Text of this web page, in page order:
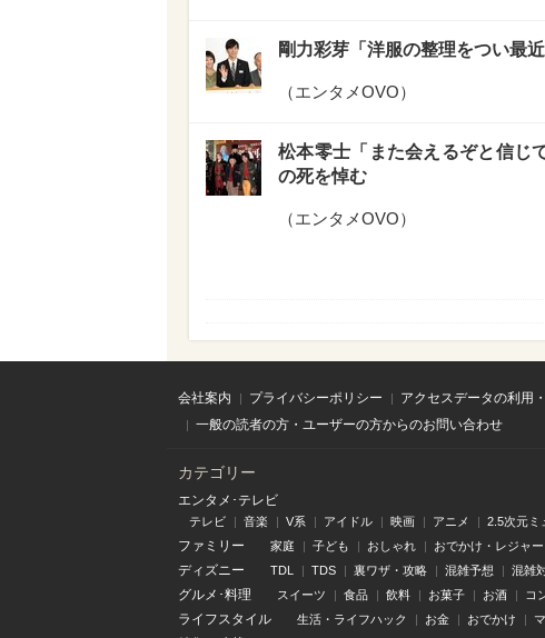
剛力彩芽「洋服の整理をつい最
（エンタメOVO）
松本零士「また会えるぞと信じ
の死を悼む
（エンタメOVO）
会社案内 プライバシーポリシー アクセスデータの利用
一般の読者の方・ユーザーの方からのお問い合わせ
カテゴリー
エンタメ･テレビ
テレビ 音楽 V系 アイドル 映画 アニメ 2.5次元ミ
ファミリー 家庭 子ども おしゃれ おでかけ・レジャー
ディズニー TDL TDS 裏ワザ・攻略 混雑予想 混雑
グルメ･料理 スイーツ 食品 飲料 お菓子 お酒 コ
ライフスタイル 生活・ライフハック お金 おでかけ